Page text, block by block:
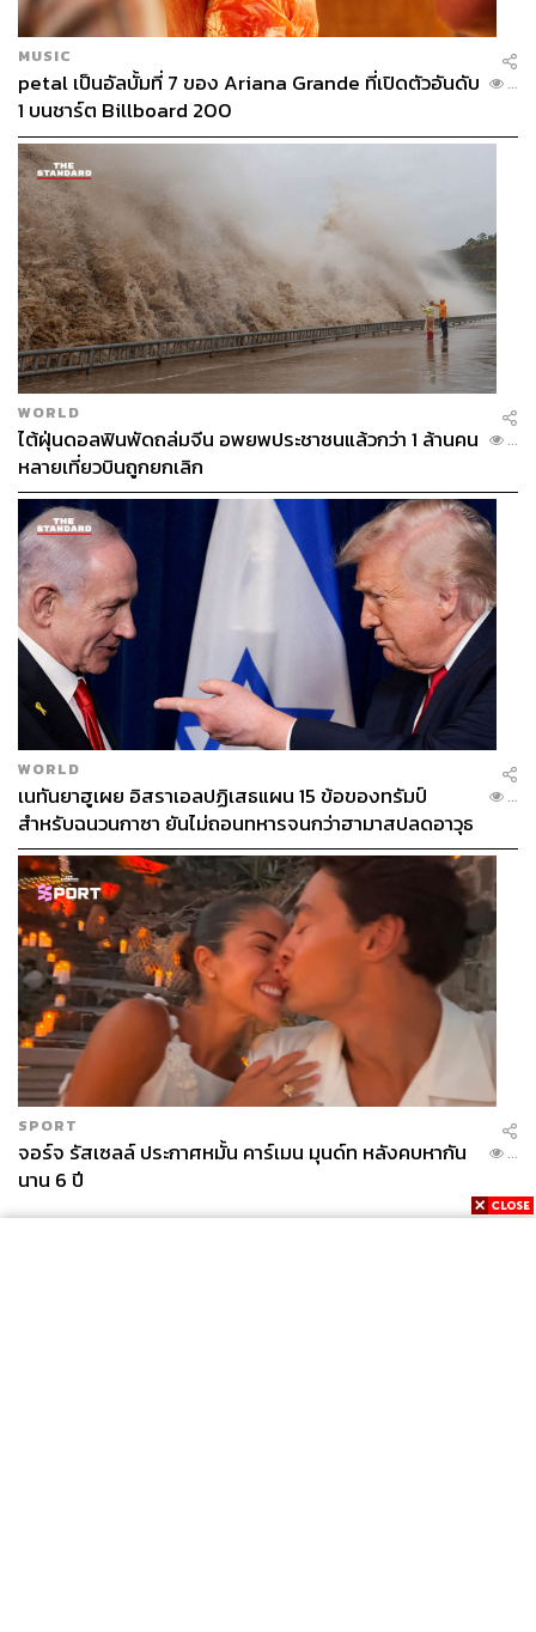
MUSIC
petal เป็นอัลบั้มที่ 7 ของ Ariana Grande ที่เปิดตัวอันดับ
1 บนชาร์ต Billboard 200
...
WORLD
ไต้ฝุ่นดอลฟินพัดถล่มจีน อพยพประชาชนแล้วกว่า 1 ล้านคน
หลายเที่ยวบินถูกยกเลิก
...
WORLD
เนทันยาฮูเผย อิสราเอลปฏิเสธแผน 15 ข้อของทรัมป์
สำหรับฉนวนกาซา ยันไม่ถอนทหารจนกว่าฮามาสปลดอาวุธ
แท้จริง
...
SPORT
จอร์จ รัสเซลล์ ประกาศหมั้น คาร์เมน มุนด์ท หลังคบหากัน
นาน 6 ปี
...